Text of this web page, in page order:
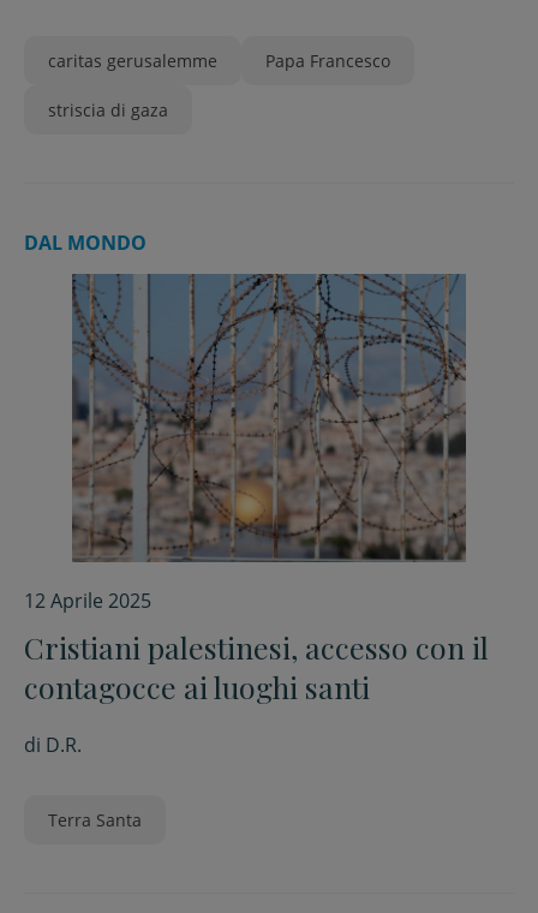
caritas gerusalemme Papa Francesco
striscia di gaza
DAL MONDO
12 Aprile 2025
Cristiani palestinesi, accesso con il
contagocce ai luoghi santi
di D.R.
Terra Santa